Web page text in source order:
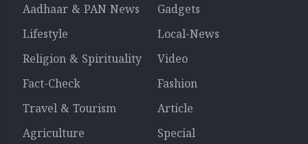
Aadhaar & PAN News
Gadgets
Lifestyle
Local-News
Religion & Spirituality
Video
Fact-Check
Fashion
Travel & Tourism
Article
Agriculture
Special